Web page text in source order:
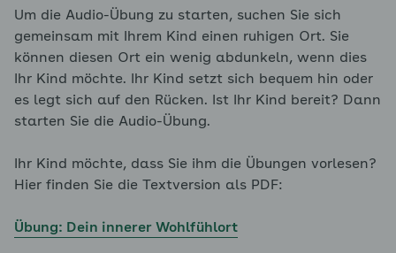
Um die Audio-Übung zu starten, suchen Sie sich
gemeinsam mit Ihrem Kind einen ruhigen Ort. Sie
können diesen Ort ein wenig abdunkeln, wenn dies
Ihr Kind möchte. Ihr Kind setzt sich bequem hin oder
es legt sich auf den Rücken. Ist Ihr Kind bereit? Dann
starten Sie die Audio-Übung.
Ihr Kind möchte, dass Sie ihm die Übungen vorlesen?
Hier finden Sie die Textversion als PDF:
Übung: Dein innerer Wohlfühlort